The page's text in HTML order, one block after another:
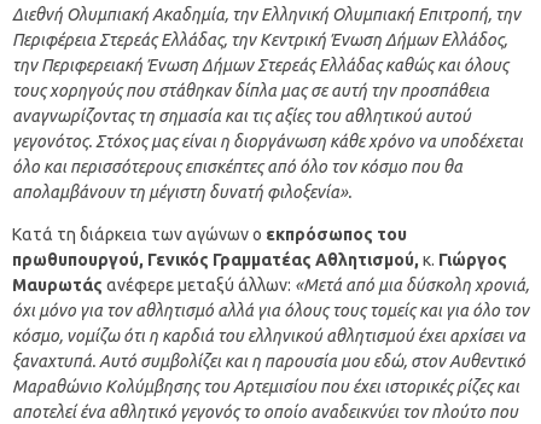
Διεθνή Ολυμπιακή Ακαδημία, την Ελληνική Ολυμπιακή Επιτροπή, την
Περιφέρεια Στερεάς Ελλάδας, την Κεντρική Ένωση Δήμων Ελλάδος,
την Περιφερειακή Ένωση Δήμων Στερεάς Ελλάδας καθώς και όλους
τους χορηγούς που στάθηκαν δίπλα μας σε αυτή την προσπάθεια
αναγνωρίζοντας τη σημασία και τις αξίες του αθλητικού αυτού
γεγονότος. Στόχος μας είναι η διοργάνωση κάθε χρόνο να υποδέχεται
όλο και περισσότερους επισκέπτες από όλο τον κόσμο που θα
απολαμβάνουν τη μέγιστη δυνατή φιλοξενία».
Κατά τη διάρκεια των αγώνων ο εκπρόσωπος του
πρωθυπουργού, Γενικός Γραμματέας Αθλητισμού, κ. Γιώργος
Μαυρωτάς ανέφερε μεταξύ άλλων: «Μετά από μια δύσκολη χρονιά,
όχι μόνο για τον αθλητισμό αλλά για όλους τους τομείς και για όλο τον
κόσμο, νομίζω ότι η καρδιά του ελληνικού αθλητισμού έχει αρχίσει να
ξαναχτυπά. Αυτό συμβολίζει και η παρουσία μου εδώ, στον Αυθεντικό
Μαραθώνιο Κολύμβησης του Αρτεμισίου που έχει ιστορικές ρίζες και
αποτελεί ένα αθλητικό γεγονός το οποίο αναδεικνύει τον πλούτο που